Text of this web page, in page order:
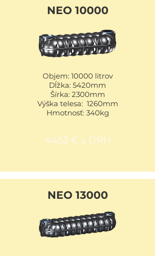
NEO 10000
Objem: 10000 litrov
Dĺžka: 5420mm
Šírka: 2300mm
Výška telesa: 1260mm
Hmotnosť: 340kg
4452 € s DPH
NEO 13000